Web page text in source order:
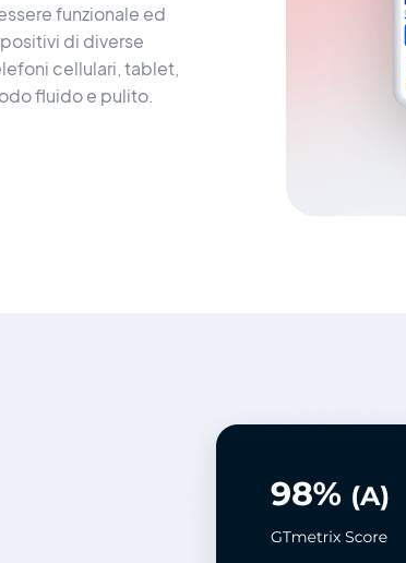
funzionale ed
di diverse
cellulari, tablet,
fluido e pulito.